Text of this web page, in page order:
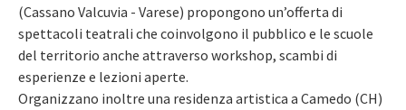
(Cassano Valcuvia - Varese) propongono un’offerta di
spettacoli teatrali che coinvolgono il pubblico e le scuole
del territorio anche attraverso workshop, scambi di
esperienze e lezioni aperte.
Organizzano inoltre una residenza artistica a Camedo (CH)